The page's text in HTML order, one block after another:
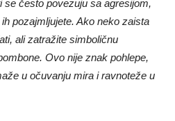
često povezuju sa agresijom,
pozajmljujete. Ako neko zaista
ali zatražite simboličnu
Ovo nije znak pohlepe,
u očuvanju mira i ravnoteže u